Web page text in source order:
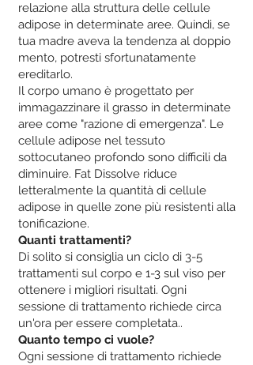
relazione alla struttura delle cellule
adipose in determinate aree. Quindi, se
tua madre aveva la tendenza al doppio
mento, potresti sfortunatamente
ereditarlo.
Il corpo umano è progettato per
immagazzinare il grasso in determinate
aree come "razione di emergenza". Le
cellule adipose nel tessuto
sottocutaneo profondo sono difficili da
diminuire. Fat Dissolve riduce
letteralmente la quantità di cellule
adipose in quelle zone più resistenti alla
tonificazione.
Quanti trattamenti?
Di solito si consiglia un ciclo di 3-5
trattamenti sul corpo e 1-3 sul viso per
ottenere i migliori risultati. Ogni
sessione di trattamento richiede circa
un'ora per essere completata..
Quanto tempo ci vuole?
Ogni sessione di trattamento richiede